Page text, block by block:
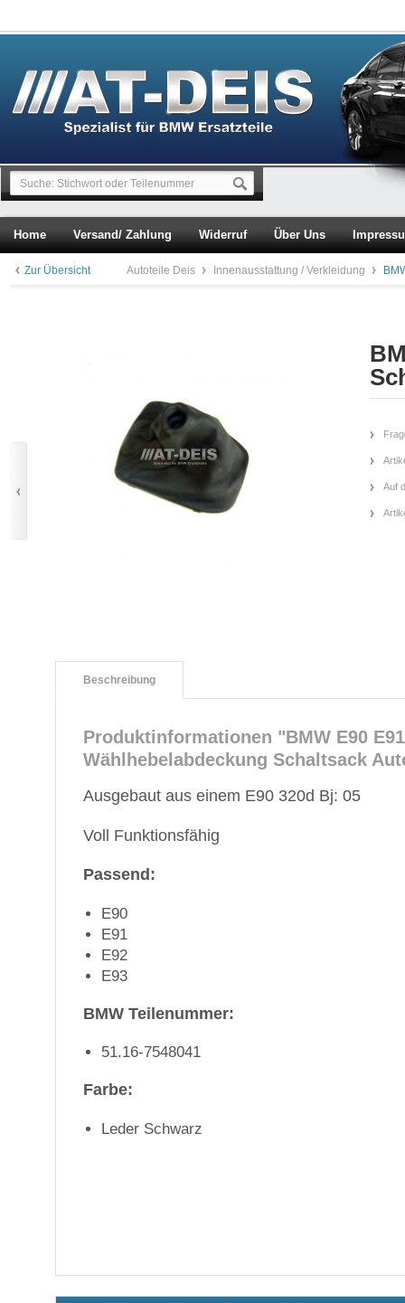
Home Versand/ Zahlung Widerruf Über Uns
Zur Übersicht Autoteile Deis Innenausstattung / Verkleidung
Auf
Beschreibung
Produktinformationen "BMW E90
Wählhebelabdeckung Schaltsack
Ausgebaut aus einem E90 320d Bj: 05
Voll Funktionsfähig
Passend:
E90
E91
E92
E93
BMW Teilenummer:
51.16-7548041
Farbe:
Leder Schwarz